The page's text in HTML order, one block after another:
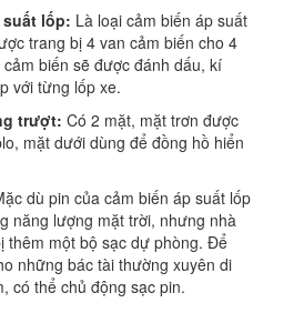
suất lốp: Là loại cảm biến áp suất
trang bị 4 van cảm biến cho 4
biến sẽ được đánh dấu, kí
với từng lốp xe.
trượt: Có 2 mặt, mặt trơn được
mặt dưới dùng để đồng hồ hiển
dù pin của cảm biến áp suất lốp
năng lượng mặt trời, nhưng nhà
thêm một bộ sạc dự phòng. Để
những bác tài thường xuyên di
có thể chủ động sạc pin.